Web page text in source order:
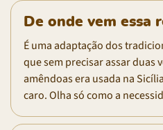
De onde vem essa
É uma adaptação dos
que sem precisar assar duas
amêndoas era usada na
caro. Olha só como a